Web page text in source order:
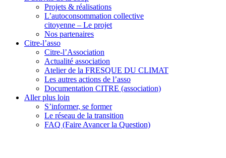
Projets & réalisations
L’autoconsommation collective
citoyenne – Le projet
Nos partenaires
Citre-l’asso
Citre-l’Association
Actualité association
Atelier de la FRESQUE DU CLIMAT
Les autres actions de l’asso
Documentation CITRE (association)
Aller plus loin
S’informer, se former
Le réseau de la transition
FAQ (Faire Avancer la Question)